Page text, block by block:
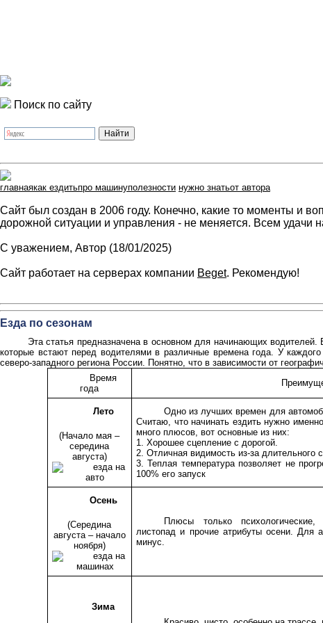
Поиск по сайту
главнаякак ездитьпро машинуполезности нужно знатьот автора
Сайт был создан в 2006 году. Конечно, какие то моменты и
дорожной ситуации и управления - не меняется. Всем удачи
С уважением, Автор (18/01/2025)
Сайт работает на серверах компании Beget. Рекомендую!
Езда по сезонам
Эта статья предназначена в основном для начинающих
которые встают перед водителями в различные времена года. У
северо-западного региона России. Понятно, что в зависимости от
Время
года
Лето
(Начало мая –
середина
августа)
Одно из лучших времен для
Считаю, что начинать ездить нужно
много плюсов, вот основные из них:
1. Хорошее сцепление с дорогой.
2. Отличная видимость из-за длительного
3. Теплая температура позволяет не
100% его запуск
Осень
(Середина
августа – начало
ноября)
Плюсы только
листопад и прочие атрибуты осени. Для
минус.
Зима